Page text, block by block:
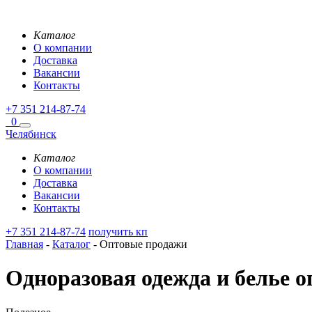
Каталог
О компании
Доставка
Вакансии
Контакты
+7 351 214-87-74
0
Челябинск
Каталог
О компании
Доставка
Вакансии
Контакты
+7 351 214-87-74 получить кп
Главная - Каталог - Оптовые продажи
Одноразовая одежда и белье